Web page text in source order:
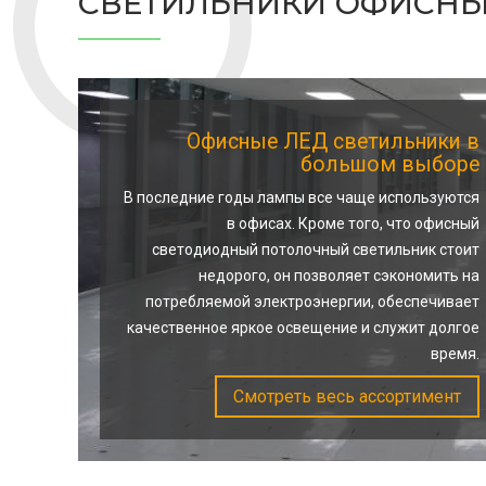
Офисные ЛЕД светильники в
большом выборе
В последние годы лампы все чаще используются
в офисах. Кроме того, что офисный
светодиодный потолочный светильник стоит
недорого, он позволяет сэкономить на
потребляемой электроэнергии, обеспечивает
качественное яркое освещение и служит долгое
время.
Смотреть весь ассортимент